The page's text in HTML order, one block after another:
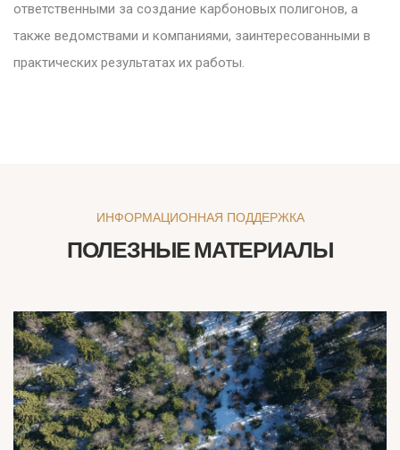
ответственными за создание карбоновых полигонов, а
также ведомствами и компаниями, заинтересованными в
практических результатах их работы.
ИНФОРМАЦИОННАЯ ПОДДЕРЖКА
ПОЛЕЗНЫЕ МАТЕРИАЛЫ